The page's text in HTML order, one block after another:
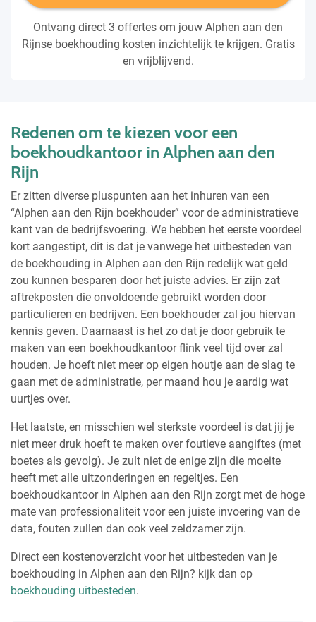
Ontvang direct 3 offertes om jouw Alphen aan den
Rijnse boekhouding kosten inzichtelijk te krijgen. Gratis
en vrijblijvend.
Redenen om te kiezen voor een
boekhoudkantoor in Alphen aan den
Rijn
Er zitten diverse pluspunten aan het inhuren van een
“Alphen aan den Rijn boekhouder” voor de administratieve
kant van de bedrijfsvoering. We hebben het eerste voordeel
kort aangestipt, dit is dat je vanwege het uitbesteden van
de boekhouding in Alphen aan den Rijn redelijk wat geld
zou kunnen besparen door het juiste advies. Er zijn zat
aftrekposten die onvoldoende gebruikt worden door
particulieren en bedrijven. Een boekhouder zal jou hiervan
kennis geven. Daarnaast is het zo dat je door gebruik te
maken van een boekhoudkantoor flink veel tijd over zal
houden. Je hoeft niet meer op eigen houtje aan de slag te
gaan met de administratie, per maand hou je aardig wat
uurtjes over.
Het laatste, en misschien wel sterkste voordeel is dat jij je
niet meer druk hoeft te maken over foutieve aangiftes (met
boetes als gevolg). Je zult niet de enige zijn die moeite
heeft met alle uitzonderingen en regeltjes. Een
boekhoudkantoor in Alphen aan den Rijn zorgt met de hoge
mate van professionaliteit voor een juiste invoering van de
data, fouten zullen dan ook veel zeldzamer zijn.
Direct een kostenoverzicht voor het uitbesteden van je
boekhouding in Alphen aan den Rijn? kijk dan op
boekhouding uitbesteden.